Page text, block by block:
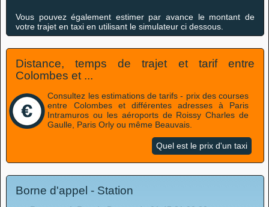
Vous pouvez également estimer par avance le montant de
votre trajet en taxi en utilisant le simulateur ci dessous.
Distance, temps de trajet et tarif entre
Colombes et ...
Consultez les estimations de tarifs - prix des courses
entre Colombes et différentes adresses à Paris
Intramuros ou les aéroports de Roissy Charles de
Gaulle, Paris Orly ou même Beauvais.
Quel est le prix d'un taxi
Borne d'appel - Station